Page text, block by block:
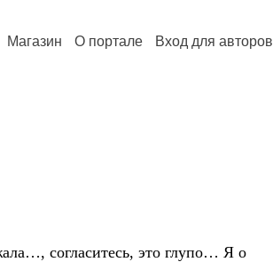
Магазин О портале Вход для авторов
согласитесь, это глупо… Я о